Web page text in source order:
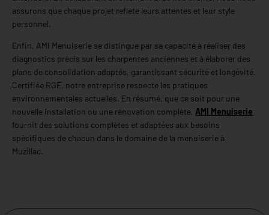
assurons que chaque projet reflète leurs attentes et leur style
personnel.
Enfin, AMI Menuiserie se distingue par sa capacité à réaliser des
diagnostics précis sur les charpentes anciennes et à élaborer des
plans de consolidation adaptés, garantissant sécurité et longévité.
Certifiée RGE, notre entreprise respecte les pratiques
environnementales actuelles. En résumé, que ce soit pour une
nouvelle installation ou une rénovation complète, AMI Menuiserie
fournit des solutions complètes et adaptées aux besoins
spécifiques de chacun dans le domaine de la menuiserie à
Muzillac.